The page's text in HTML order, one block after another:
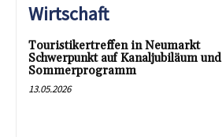
Wirtschaft
Touristikertreffen in Neumarkt
Schwerpunkt auf Kanaljubiläum und
Sommerprogramm
13.05.2026